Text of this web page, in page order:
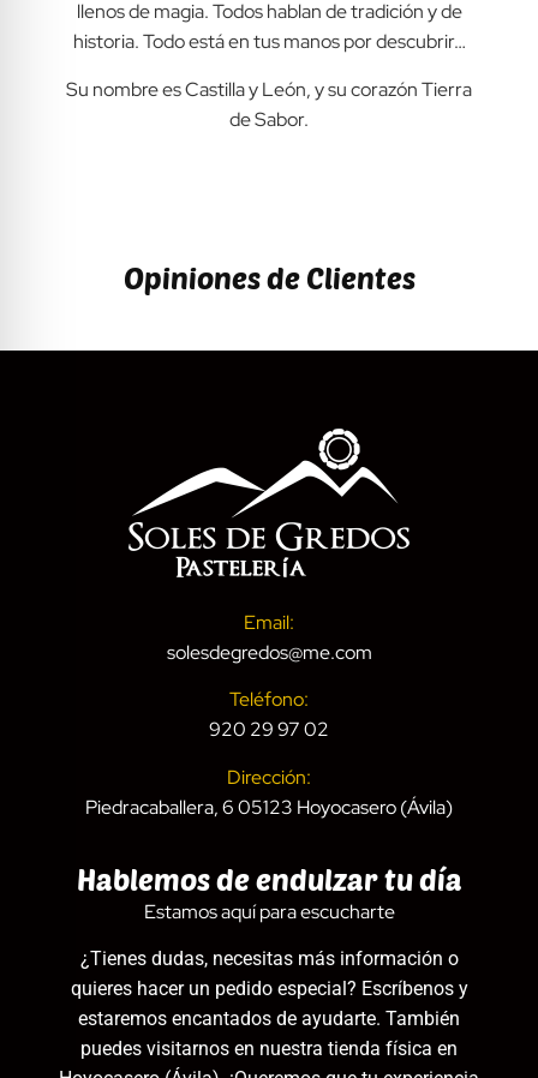
llenos de magia. Todos hablan de tradición y de
historia. Todo está en tus manos por descubrir…
Su nombre es Castilla y León, y su corazón Tierra
de Sabor.
Opiniones de Clientes
Email:
solesdegredos@me.com
Teléfono:
920 29 97 02
Dirección:
Piedracaballera, 6 05123 Hoyocasero (Ávila)
Hablemos de endulzar tu día
Estamos aquí para escucharte
¿Tienes dudas, necesitas más información o
quieres hacer un pedido especial? Escríbenos y
estaremos encantados de ayudarte. También
puedes visitarnos en nuestra tienda física en